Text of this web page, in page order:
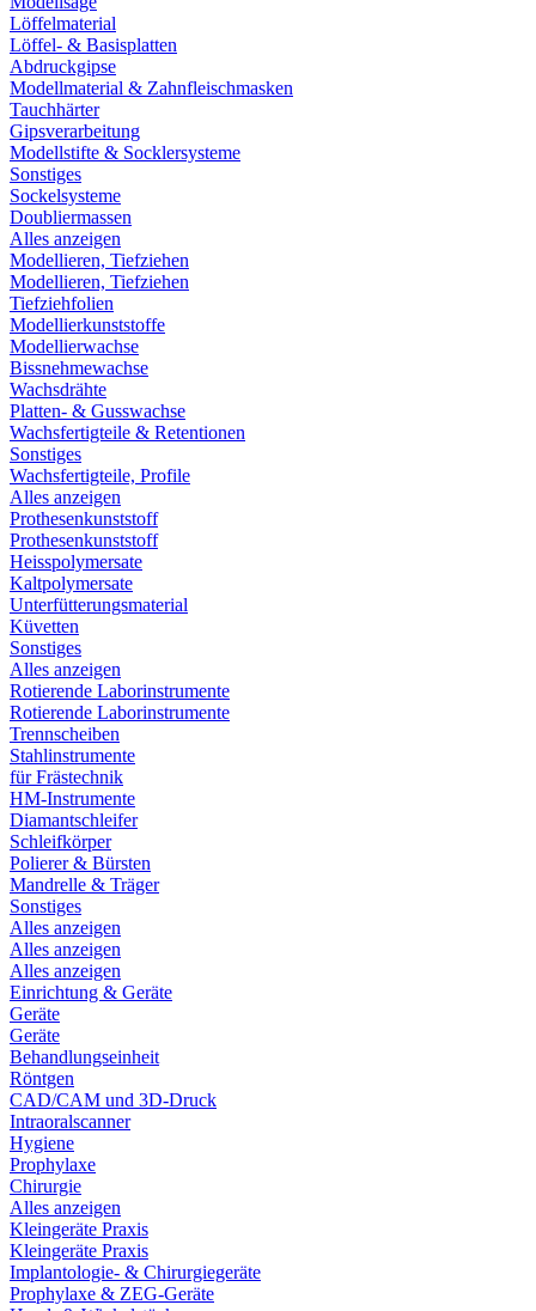
Löffelmaterial
Löffel- & Basisplatten
Abdruckgipse
Modellmaterial & Zahnfleischmasken
Tauchhärter
Gipsverarbeitung
Modellstifte & Socklersysteme
Sonstiges
Sockelsysteme
Doubliermassen
Alles anzeigen
Modellieren, Tiefziehen
Modellieren, Tiefziehen
Tiefziehfolien
Modellierkunststoffe
Modellierwachse
Bissnehmewachse
Wachsdrähte
Platten- & Gusswachse
Wachsfertigteile & Retentionen
Sonstiges
Wachsfertigteile, Profile
Alles anzeigen
Prothesenkunststoff
Prothesenkunststoff
Heisspolymersate
Kaltpolymersate
Unterfütterungsmaterial
Küvetten
Sonstiges
Alles anzeigen
Rotierende Laborinstrumente
Rotierende Laborinstrumente
Trennscheiben
Stahlinstrumente
für Frästechnik
HM-Instrumente
Diamantschleifer
Schleifkörper
Polierer & Bürsten
Mandrelle & Träger
Sonstiges
Alles anzeigen
Alles anzeigen
Alles anzeigen
Einrichtung & Geräte
Geräte
Geräte
Behandlungseinheit
Röntgen
CAD/CAM und 3D-Druck
Intraoralscanner
Hygiene
Prophylaxe
Chirurgie
Alles anzeigen
Kleingeräte Praxis
Kleingeräte Praxis
Implantologie- & Chirurgiegeräte
Prophylaxe & ZEG-Geräte